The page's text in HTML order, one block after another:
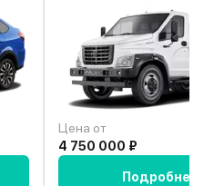
Цена от
4 750 000 ₽
Подробнее